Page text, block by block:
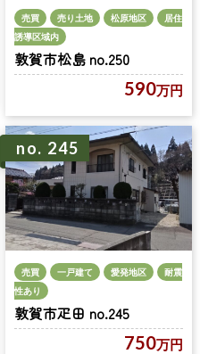
売買 売り土地 松原地区
居住
誘導区域内
敦賀市松島 no.250
590万円
no. 245
売買 一戸建て 愛発地区
耐震
性あり
敦賀市疋田 no.245
750万円